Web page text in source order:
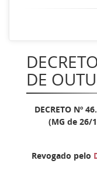
DE
DECRETO Nº
(MG de 26/
Revogado pelo